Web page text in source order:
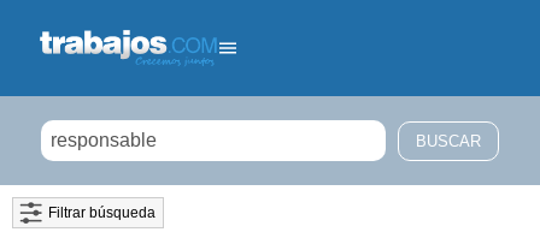
Filtrar búsqueda